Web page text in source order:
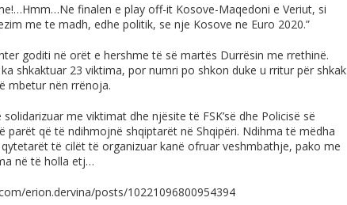
finalen e play off-it Kosove-Maqedoni e Veriut, si
me te madh, edhe politik, se nje Kosove ne Euro 2020.”
goditi në orët e hershme të së martës Durrësin me rrethinë.
shkaktuar 23 viktima, por numri po shkon duke u rritur për shkak
mbetur nën rrënoja.
me viktimat dhe njësite të FSK’së dhe Policisë së
parët që të ndihmojnë shqiptarët në Shqipëri. Ndihma të mëdha
të cilët të organizuar kanë ofruar veshmbathje, pako me
në të holla etj…
erion.dervina/posts/10221096800954394